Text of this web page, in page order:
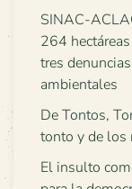
SINAC-
264
tres
ambientales
De Tontos,
tonto y de los
El insulto